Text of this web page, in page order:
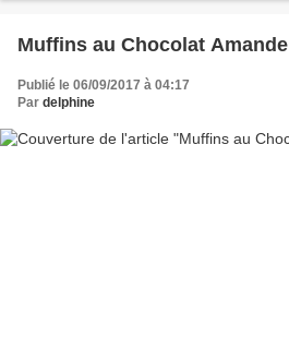
Muffins au Chocolat Amande
Publié le 06/09/2017 à 04:17
Par delphine